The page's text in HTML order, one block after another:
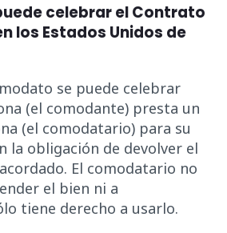
celebrar el Contrato
los Estados Unidos de
se puede celebrar
(el comodante) presta un
(el comodatario) para su
la obligación de devolver el
El comodatario no
el bien ni a
tiene derecho a usarlo.